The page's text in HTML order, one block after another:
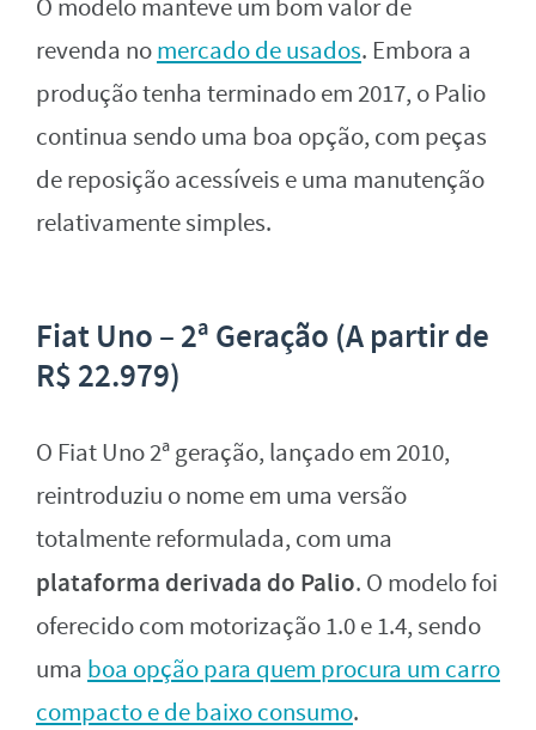
O modelo manteve um bom valor de
revenda nomercado de usados. Embora a
produção tenha terminado em 2017, o Palio
continua sendo uma boa opção, com peças
de reposição acessíveis e uma manutenção
relativamente simples.
Fiat Uno – 2ª Geração (A partir de
R$ 22.979)
O Fiat Uno 2ª geração, lançado em 2010,
reintroduziu o nome em uma versão
totalmente reformulada, com uma
plataforma derivada do Palio. O modelo foi
oferecido com motorização 1.0 e 1.4, sendo
uma boa opção para quem procura um carro
compacto e de baixo consumo.